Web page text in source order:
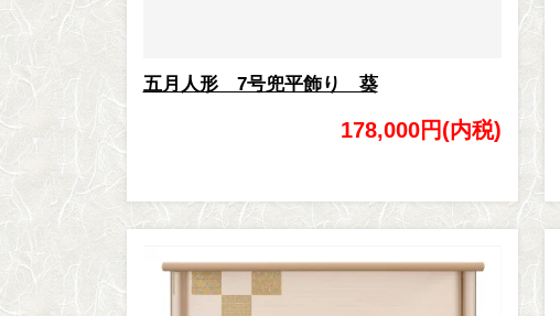
五月人形 7号兜平飾り 葵
178,000円(内税)